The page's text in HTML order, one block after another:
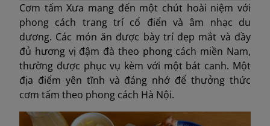
Cơm tấm Xưa mang đến một chút hoài niệm với
phong cách trang trí cổ điển và âm nhạc du
dương. Các món ăn được bày trí đẹp mắt và đầy
đủ hương vị đậm đà theo phong cách miền Nam,
thường được phục vụ kèm với một bát canh. Một
địa điểm yên tĩnh và đáng nhớ để thưởng thức
cơm tấm theo phong cách Hà Nội.